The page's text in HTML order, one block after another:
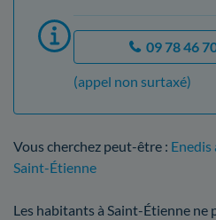
09 78 46
(appel non surtaxé)
Vous cherchez peut-être : Enedis
Saint-Étienne
Les habitants à Saint-Étienne